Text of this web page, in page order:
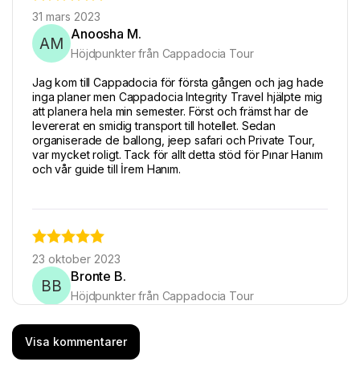
31 mars 2023
AM
Anoosha M.
Höjdpunkter från Cappadocia Tour
Jag kom till Cappadocia för första gången och jag hade
inga planer men Cappadocia Integrity Travel hjälpte mig
att planera hela min semester. Först och främst har de
levererat en smidig transport till hotellet. Sedan
organiserade de ballong, jeep safari och Private Tour,
var mycket roligt. Tack för allt detta stöd för Pınar Hanım
och vår guide till İrem Hanım.
23 oktober 2023
BB
Bronte B.
Höjdpunkter från Cappadocia Tour
Vi tillbringade en bra dag med Elifs röda och gröna turer
för att utforska en blandning av regioner. Elif har mycket
kunnig och gav oss mycket intressant information om de
Visa kommentarer